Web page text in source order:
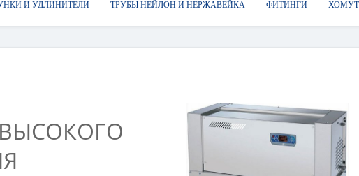
И УДЛИНИТЕЛИ ТРУБЫ НЕЙЛОН И НЕРЖАВЕЙКА ФИТИНГИ